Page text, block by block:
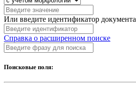
Или введите идентификатор
Справка о расширенном поиске
Поисковые поля: